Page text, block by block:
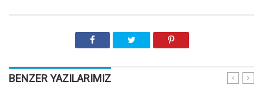
BENZER YAZILARIMIZ